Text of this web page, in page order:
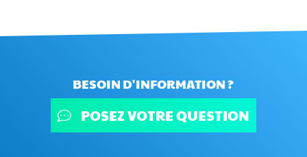
BESOIN D'INFORMATION ?
POSEZ VOTRE QUESTION